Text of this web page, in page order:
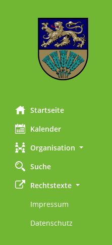
Startseite
Kalender
Organisation
Suche
Rechtstexte
Impressum
Datenschutz